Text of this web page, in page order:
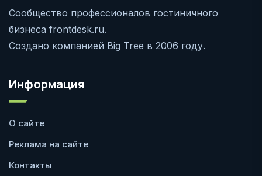
Сообщество профессионалов гостиничного
бизнеса frontdesk.ru.
Создано компанией Big Tree в 2006 году.
Информация
О сайте
Реклама на сайте
Контакты